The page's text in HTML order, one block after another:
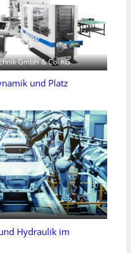
GmbH & Co. KG
und Platz
Hydraulik im